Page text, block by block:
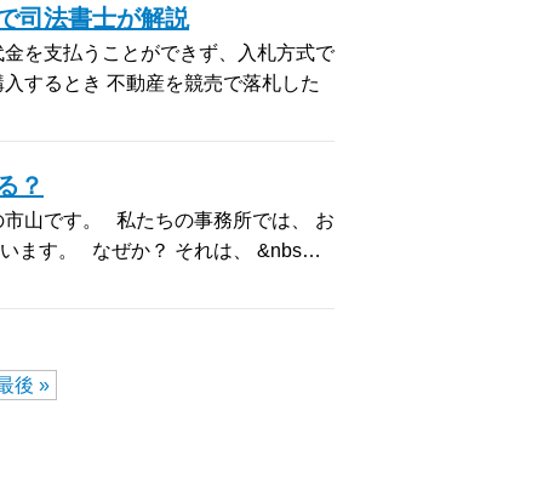
司法書士が解説
を支払うことができず、入札方式で
するとき 不動産を競売で落札した
？
山です。 私たちの事務所では、 お
ます。 なぜか？ それは、 &nbs…
後 »